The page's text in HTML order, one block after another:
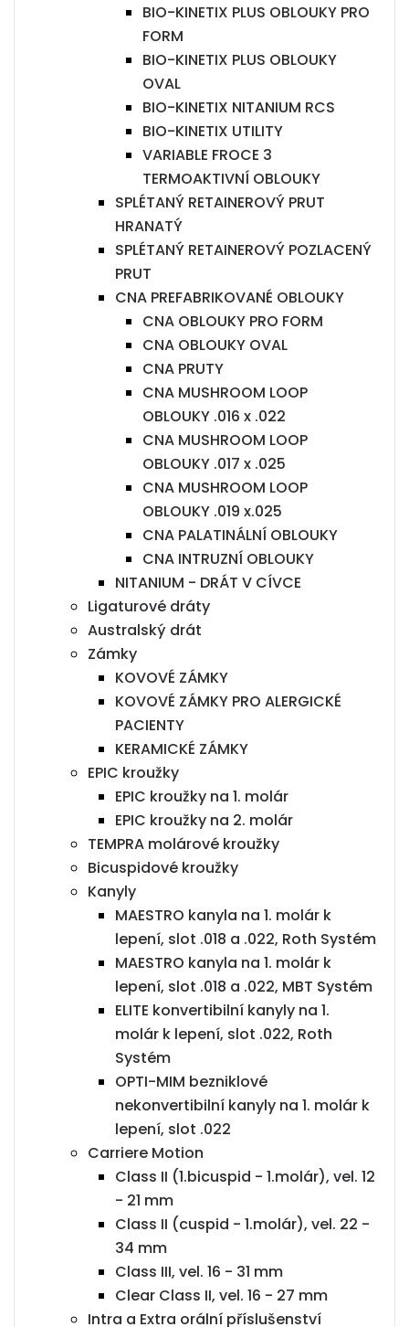
BIO-KINETIX PLUS OBLOUKY PRO
FORM
BIO-KINETIX PLUS OBLOUKY
OVAL
BIO-KINETIX NITANIUM RCS
BIO-KINETIX UTILITY
VARIABLE FROCE 3
TERMOAKTIVNÍ OBLOUKY
SPLÉTANÝ RETAINEROVÝ PRUT
HRANATÝ
SPLÉTANÝ RETAINEROVÝ POZLACENÝ
PRUT
CNA PREFABRIKOVANÉ OBLOUKY
CNA OBLOUKY PRO FORM
CNA OBLOUKY OVAL
CNA PRUTY
CNA MUSHROOM LOOP
OBLOUKY .016 x .022
CNA MUSHROOM LOOP
OBLOUKY .017 x .025
CNA MUSHROOM LOOP
OBLOUKY .019 x.025
CNA PALATINÁLNÍ OBLOUKY
CNA INTRUZNÍ OBLOUKY
NITANIUM - DRÁT V CÍVCE
Ligaturové dráty
Australský drát
Zámky
KOVOVÉ ZÁMKY
KOVOVÉ ZÁMKY PRO ALERGICKÉ
PACIENTY
KERAMICKÉ ZÁMKY
EPIC kroužky
EPIC kroužky na 1. molár
EPIC kroužky na 2. molár
TEMPRA molárové kroužky
Bicuspidové kroužky
Kanyly
MAESTRO kanyla na 1. molár k
lepení, slot .018 a .022, Roth Systém
MAESTRO kanyla na 1. molár k
lepení, slot .018 a .022, MBT Systém
ELITE konvertibilní kanyly na 1.
molár k lepení, slot .022, Roth
Systém
OPTI-MIM bezniklové
nekonvertibilní kanyly na 1. molár k
lepení, slot .022
Carriere Motion
Class II (1.bicuspid - 1.molár), vel. 12
- 21 mm
Class II (cuspid - 1.molár), vel. 22 -
34 mm
Class III, vel. 16 - 31 mm
Clear Class II, vel. 16 - 27 mm
Intra a Extra orální příslušenství